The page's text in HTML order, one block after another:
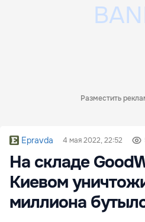
Разместить
Epravda 4 мая 2022, 22:52
На складе
Киевом
миллиона